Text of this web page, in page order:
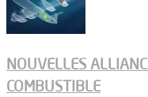
NOUVELLES
COMBUSTIBLE